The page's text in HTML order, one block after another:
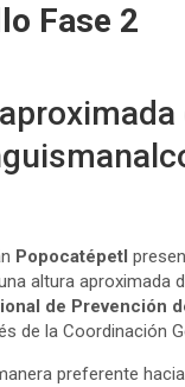
Fase 2
Popocatépetl
altura aproximada
de Prevención
de la Coordinación
preferente hacia